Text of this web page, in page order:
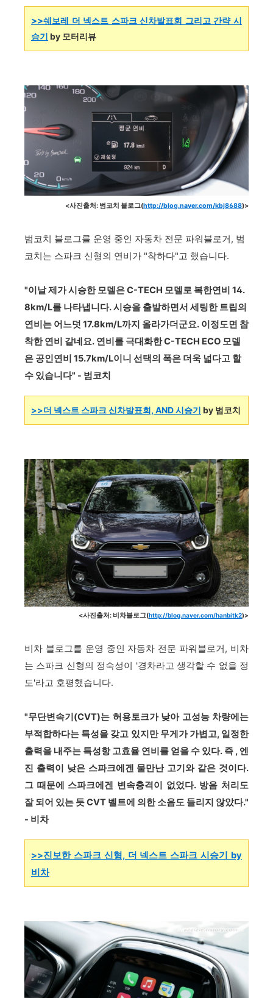
>>쉐보레 더 넥스트 스파크 신차발표회 그리고 간략 시
승기 by 모터리뷰
<사진출처: 범코치 블로그(http://blog.naver.com/kbj8688)>
범코치 블로그를 운영 중인 자동차 전문 파워블로거, 범
코치는 스파크 신형의 연비가 "착하다"고 했습니다.
"이날 제가 시승한 모델은 C-TECH 모델로 복한연비 14.
8km/L를 나타냅니다. 시승을 출발하면서 세팅한 트립의
연비는 어느덧 17.8km/L까지 올라가더군요. 이정도면 참
착한 연비 같네요. 연비를 극대화한 C-TECH ECO 모델
은 공인연비 15.7km/L이니 선택의 폭은 더욱 넓다고 할
수 있습니다" - 범코치
>>더 넥스트 스파크 신차발표회, AND 시승기 by 범코치
<사진출처: 비차블로그(http://blog.naver.com/hanbitk2)>
비차 블로그를 운영 중인 자동차 전문 파워블로거, 비차
는 스파크 신형의 정숙성이 '경차라고 생각할 수 없을 정
도'라고 호평했습니다.
"무단변속기(CVT)는 허용토크가 낮아 고성능 차량에는
부적합하다는 특성을 갖고 있지만 무게가 가볍고, 일정한
출력을 내주는 특성항 고효율 연비를 얻을 수 있다. 즉 , 엔
진 출력이 낮은 스파크에겐 물만난 고기와 같은 것이다.
그 때문에 스파크에겐 변속충격이 없었다. 방음 처리도
잘 되어 있는 듯 CVT 벨트에 의한 소음도 들리지 않았다."
- 비차
>>진보한 스파크 신형, 더 넥스트 스파크 시승기 by
비차